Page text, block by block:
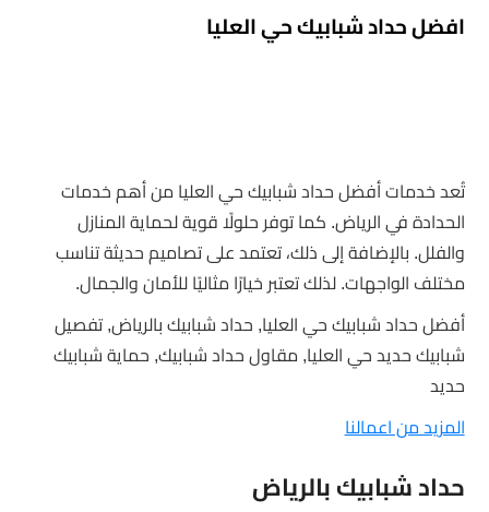
افضل حداد شبابيك حي العليا
تُعد خدمات أفضل حداد شبابيك حي العليا من أهم خدمات
الحدادة في الرياض. كما توفر حلولًا قوية لحماية المنازل
والفلل. بالإضافة إلى ذلك، تعتمد على تصاميم حديثة تناسب
مختلف الواجهات. لذلك تعتبر خيارًا مثاليًا للأمان والجمال.
أفضل حداد شبابيك حي العليا, حداد شبابيك بالرياض, تفصيل
شبابيك حديد حي العليا, مقاول حداد شبابيك, حماية شبابيك
حديد
المزيد من اعمالنا
حداد شبابيك بالرياض